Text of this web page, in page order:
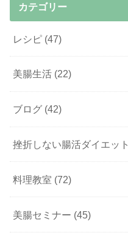
カテゴリー
レシピ (47)
美腸生活 (22)
ブログ (42)
挫折しない腸活ダイエット
料理教室 (72)
美腸セミナー (45)